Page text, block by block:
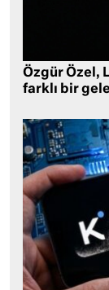
Özgür Özel,
farklı bir